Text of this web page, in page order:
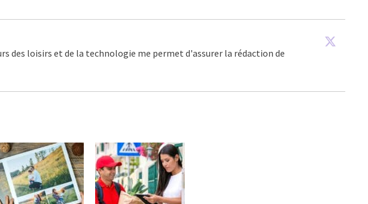
des loisirs et de la technologie me permet d'assurer la rédaction de